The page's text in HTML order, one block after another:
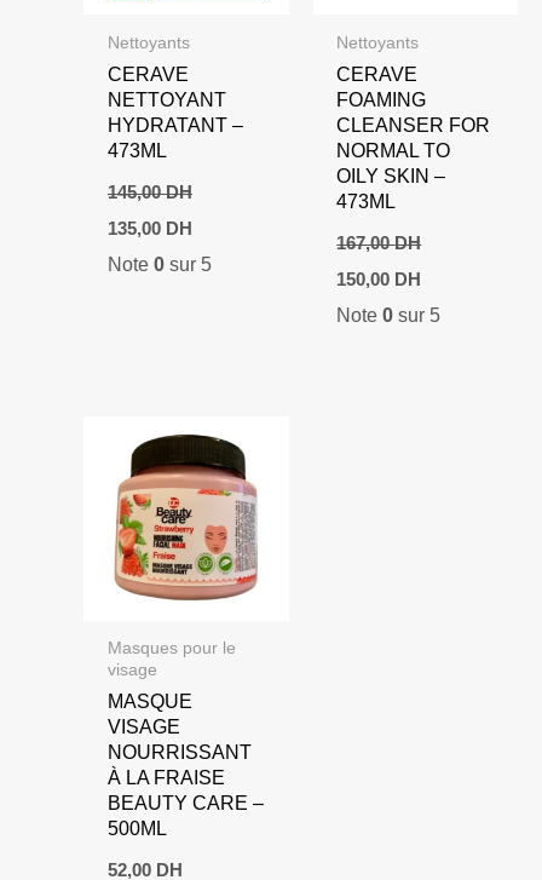
Nettoyants
CERAVE
NETTOYANT
HYDRATANT –
473ML
145,00DH
Le
prix
initial
135,00 DHLe
actuel
Note 0sur 5
Nettoyants
CERAVE
FOAMING
CLEANSER FOR
NORMAL TO
OILY SKIN –
473ML
167,00DH
Le
prix
initial
150,00 DH
actuel
Note0 sur 5
Masques pour le
visage
MASQUE
VISAGE
NOURRISSANT
À LA FRAISE
BEAUTY CARE –
500ML
52,00 DH